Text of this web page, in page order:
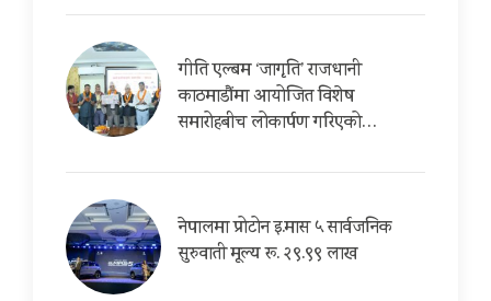
गीति एल्बम ‘जागृति’ राजधानी
काठमाडौंमा आयोजित विशेष
समारोहबीच लोकार्पण गरिएको…
नेपालमा प्रोटोन इ.मास ५ सार्वजनिक
सुरुवाती मूल्य रू. २९.९९ लाख